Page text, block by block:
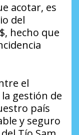
acotar, es
del
hecho que
el
gestión de
país
y seguro